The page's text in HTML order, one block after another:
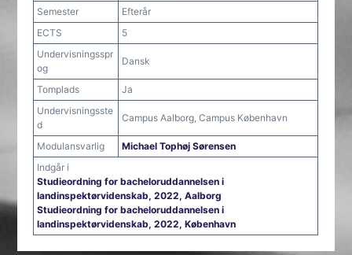
Semester
Efterår
ECTS
5
Undervisningsspr
og
Dansk
Tomplads
Ja
Undervisningsste
d
Campus Aalborg, Campus København
Modulansvarlig
Michael Tophøj Sørensen
Indgår i
Studieordning for bacheloruddannelsen i
landinspektørvidenskab, 2022, Aalborg
Studieordning for bacheloruddannelsen i
landinspektørvidenskab, 2022, København